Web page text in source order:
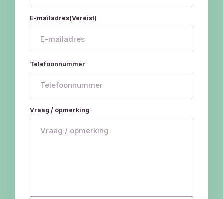
E-mailadres(Vereist)
Telefoonnummer
Vraag / opmerking